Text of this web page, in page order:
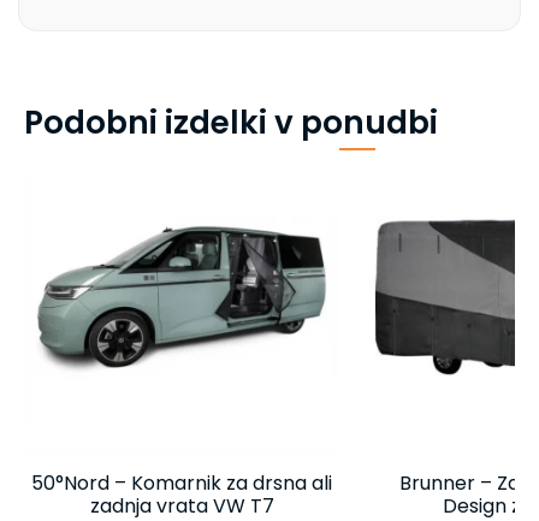
Podobni izdelki v ponudbi
50°Nord – Komarnik za drsna ali
zadnja vrata VW T7
Brunner –
Design